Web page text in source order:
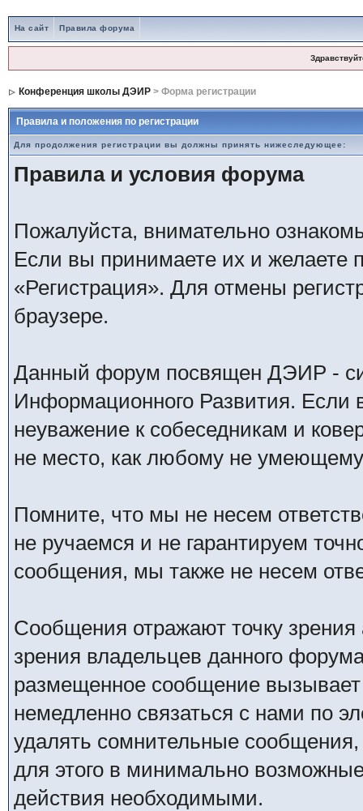
На сайт Правила форума
Конференция школы ДЭИР> Форма регистрации
Правила и положения по регистрации
Для продолжения регистрации вы должны принять нижеследующее:
Правила и условия форума
Пожалуйста, внимательно
Если вы принимаете их и желаете
«Регистрация». Для отмены
браузере.
Данный форум посвящен ДЭИР -
Информационного Развития. Если
неуважение к собеседникам и
не место, как любому не умеющему
Помните, что мы не несем
не ручаемся и не гарантируем
сообщения, мы также не несем
Сообщения отражают точку зрения
зрения владельцев данного
размещенное сообщение
немедленно связаться с нами по
удалять сомнительные
для этого в минимально
действия необходимыми.